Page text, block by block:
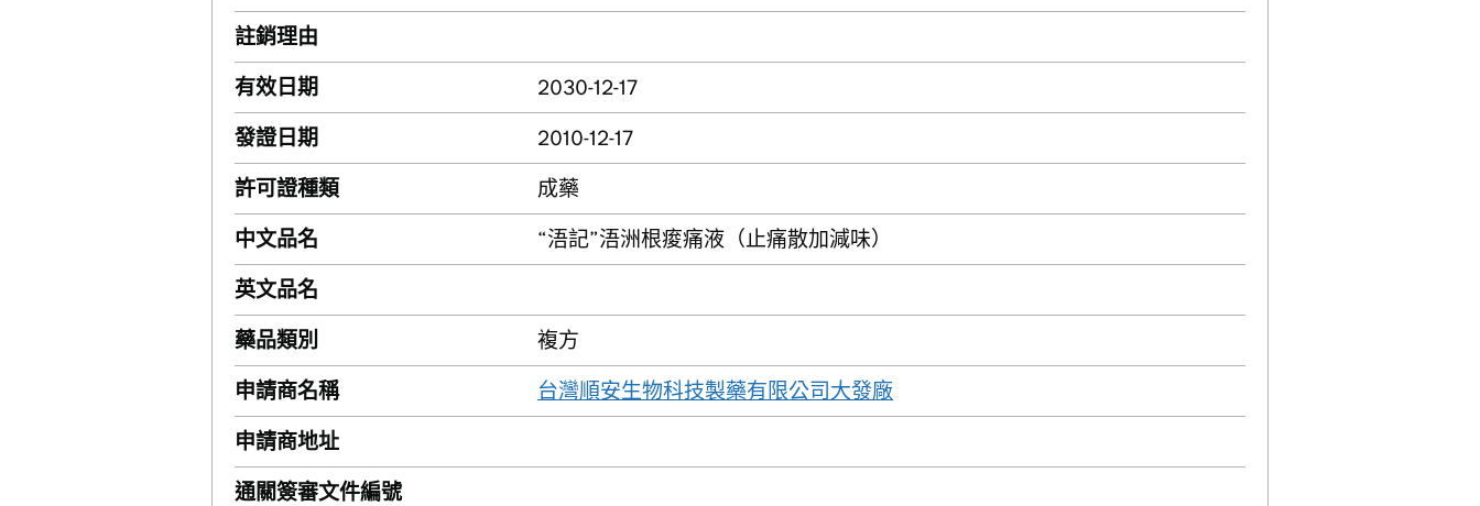
註銷理由
有效日期
2030-12-17
發證日期
2010-12-17
許可證種類
成藥
中文品名
“浯記”浯洲根痠痛液（止痛散加減味）
英文品名
藥品類別
複方
申請商名稱
台灣順安生物科技製藥有限公司大發廠
申請商地址
通關簽審文件編號